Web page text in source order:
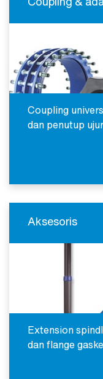
Coupling
dan penutup
Aksesoris
Extension
dan flange